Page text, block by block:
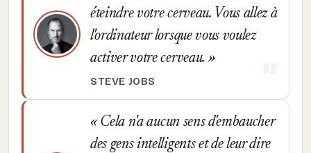
éteindre votre cerveau. Vous allez à
l'ordinateur lorsque vous voulez
activer votre cerveau.
STEVE JOBS
Cela n'a aucun sens d'embaucher
des gens intelligents et de leur dire